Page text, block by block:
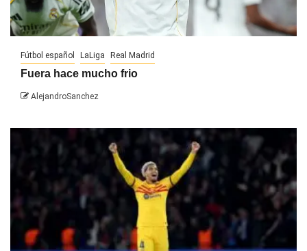
Fútbol español LaLiga Real Madrid
Fuera hace mucho frio
AlejandroSanchez